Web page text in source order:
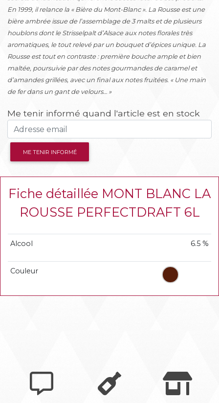
En 1999, il relance la « Bière du Mont-Blanc ». La Rousse est une
bière ambrée issue de l’assemblage de 3 malts et de plusieurs
houblons dont le Strisselpalt d’Alsace aux notes florales très
aromatiques, le tout relevé par un bouquet d’épices unique. La
Rousse est tout en contraste : première bouche ample et bien
maltée, poursuivie par des notes gourmandes de caramel et
d’amandes grillées, avec un final aux notes fruitées. « Une main
de fer dans un gant de velours… »
Me tenir informé quand l'article est en stock
ME TENIR INFORMÉ
Fiche détaillée MONT BLANC LA
ROUSSE PERFECTDRAFT 6L
Alcool 6.5 %
Couleur